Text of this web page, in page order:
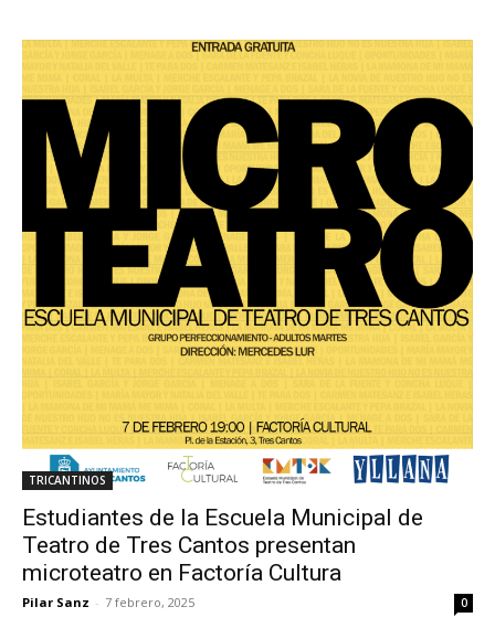
TRICANTINOS
Estudiantes de la Escuela Municipal de
Teatro de Tres Cantos presentan
microteatro en Factoría Cultura
Pilar Sanz - 7 febrero, 2025 0